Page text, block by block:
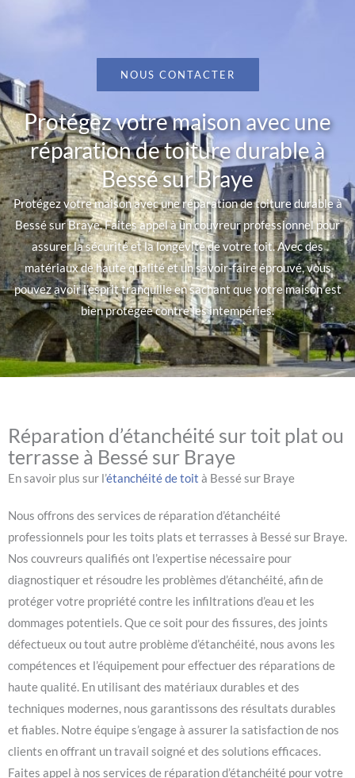
NOUS CONTACTER
Protégez votre maison avec une
réparation de toiture durable à
Bessé sur Braye
Protégez votre maison avec une réparation de toiture durable à
Bessé sur Braye. Faites appel à un couvreur professionnel pour
assurer la sécurité et la longévité de votre toit. Avec des
matériaux de haute qualité et un savoir-faire éprouvé, vous
pouvez avoir l’esprit tranquille en sachant que votre maison est
bien protégée contre les intempéries.
Réparation d’étanchéité sur toit plat ou
terrasse à Bessé sur Braye
En savoir plus sur l’étanchéité de toit à Bessé sur Braye
Nous offrons des services de réparation d’étanchéité
professionnels pour les toits plats et terrasses à Bessé sur Braye.
Nos couvreurs qualifiés ont l’expertise nécessaire pour
diagnostiquer et résoudre les problèmes d’étanchéité, afin de
protéger votre propriété contre les infiltrations d’eau et les
dommages potentiels. Que ce soit pour des fissures, des joints
défectueux ou tout autre problème d’étanchéité, nous avons les
compétences et l’équipement pour effectuer des réparations de
haute qualité. En utilisant des matériaux durables et des
techniques modernes, nous garantissons des résultats durables
et fiables. Notre équipe s’engage à assurer la satisfaction de nos
clients en offrant un travail soigné et des solutions efficaces.
Faites appel à nos services de réparation d’étanchéité pour votre